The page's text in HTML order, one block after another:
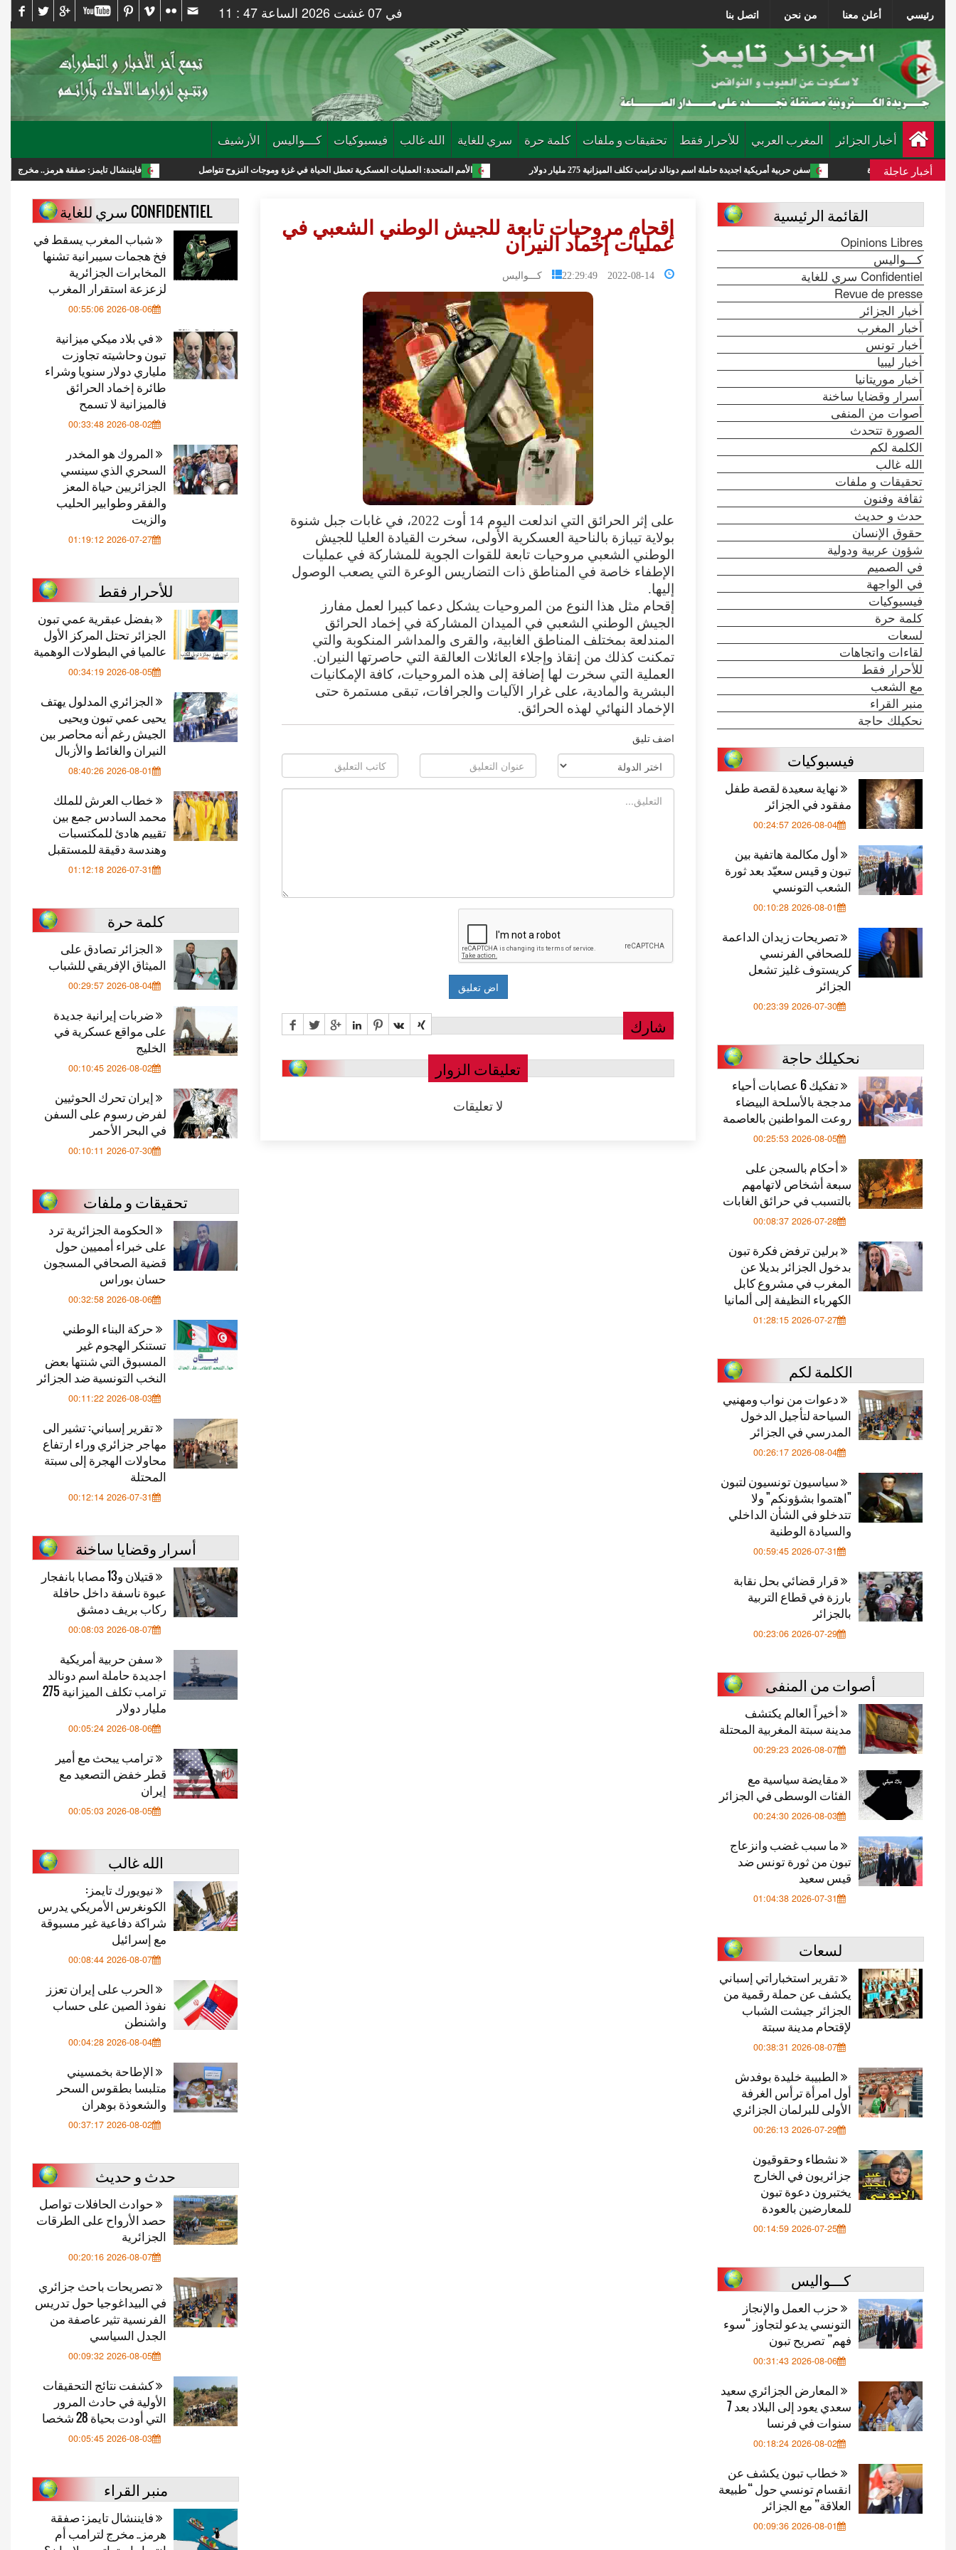
رئيسي أعلن معنا من نحن اتصل بنا في 07 غشت 2026 الساعة 47 : 11
أخبار الجزائر المغرب العربي للأحرار فقط تحقيقات و ملفات كلمة حرة سري للغاية الله غالب فيسبوكيات كـــواليس الأرشيف
أخبار عاجلة فايننشال تايمز: صفقة هرمز.. مخرج لترامب أم انتصار الأمم المتحدة: العمليات العسكرية تعطل الحياة في غزة وموجات النزوح تتواصل سفن حربية أمريكية اجديدة حاملة اسم دونالد ترامب تكلف الميزانية 275 مليار دولار جديدة
CONFIDENTIEL سري للغاية
شباب المغرب يسقط في
فخ هجمات سيبرانية تشنها
المخابرات الجزائرية
لزعزعة استقرار المغرب
2026-08-06 00:55:06
في بلاد ميكي ميزانية
تبون وحاشيته تجاوزت
ملياري دولار سنويا وشراء
طائرة إخماد الحرائق
فالميزانية لا تسمح
2026-08-02 00:33:48
المروك هو المخدر
السحري الذي سينسي
الجزائريين حياة المعز
والفقر وطوابير الحليب
والزيت
2026-07-27 01:19:12
للأحرار فقط
بفضل عبقرية عمي تبون
الجزائر تحتل المركز الأول
عالميا في البطولات الوهمية
2026-08-05 00:34:19
الجزائري المدلول يهتف
يحيى عمي تبون ويحيى
الجيش رغم أنه محاصر بين
النيران والغائط والأزبال
2026-08-01 08:40:26
خطاب العرش للملك
محمد السادس جمع بين
تقييم هادئ للمكتسبات
وهندسة دقيقة للمستقبل
2026-07-31 01:12:18
كلمة حرة
الجزائر تصادق على
الميثاق الإفريقي للشباب
2026-08-04 00:29:57
ضربات إيرانية جديدة
على مواقع عسكرية في
الخليج
2026-08-02 00:10:45
إيران تحرك الحوثيين
لفرض رسوم على السفن
في البحر الأحمر
2026-07-30 00:10:11
تحقيقات و ملفات
الحكومة الجزائرية ترد
على خبراء أمميين حول
قضية الصحافي المسجون
حسان بوراس
2026-08-06 00:32:58
حركة البناء الوطني
تستنكر الهجوم غير
المسبوق التي شنتها بعض
النخب التونسية ضد الجزائر
2026-08-03 00:11:22
تقرير إسباني: تشير الى
مهاجر جزائري وراء ارتفاع
محاولات الهجرة إلى سبتة
المحتلة
2026-07-31 00:12:14
أسرار وقضايا ساخنة
قتيلان و13 مصابا بانفجار
عبوة ناسفة داخل حافلة
ركاب بريف دمشق
2026-08-07 00:08:03
سفن حربية أمريكية
اجديدة حاملة اسم دونالد
ترامب تكلف الميزانية 275
مليار دولار
2026-08-06 00:05:24
ترامب يبحث مع أمير
قطر خفض التصعيد مع
إيران
2026-08-05 00:05:03
الله غالب
نيويورك تايمز:
الكونغرس الأمريكي يدرس
شراكة دفاعية غير مسبوقة
مع إسرائيل
2026-08-07 00:08:44
الحرب على إيران تعزز
نفوذ الصين على حساب
واشنطن
2026-08-04 00:04:28
الإطاحة بخمسيني
متلبسا بطقوس السحر
والشعوذة بوهران
2026-08-02 00:37:17
حدث و حديث
حوادث الحافلات تواصل
حصد الأرواح على الطرقات
الجزائرية
2026-08-07 00:20:16
تصريحات باحث جزائري
في البيداغوجيا حول تدريس
الفرنسية تثير عاصفة من
الجدل السياسي
2026-08-05 00:09:32
كشفت نتائج التحقيقات
الأولية في حادث المرور
التي أودت بحياة 28 شخصا
2026-08-03 00:05:45
منبر القراء
فايننشال تايمز: صفقة
هرمز.. مخرج لترامب أم
إقحام مروحيات تابعة للجيش الوطني الشعبي في
عمليات إخماد النيران
2022-08-14 22:29:49 كـــواليس
على إثر الحرائق التي اندلعت اليوم 14 أوت 2022، في غابات جبل شنوة
بولاية تيبازة بالناحية العسكرية الأولى، سخرت القيادة العليا للجيش
الوطني الشعبي مروحيات تابعة للقوات الجوية للمشاركة في عمليات
الإطفاء خاصة في المناطق ذات التضاريس الوعرة التي يصعب الوصول
إليها.
إقحام مثل هذا النوع من المروحيات يشكل دعما كبيرا لعمل مفارز
الجيش الوطني الشعبي في الميدان المشاركة في إخماد الحرائق
المندلعة بمختلف المناطق الغابية، والقرى والمداشر المنكوبة والتي
تمكنت كذلك من إنقاذ وإجلاء العائلات العالقة التي حاصرتها النيران.
العملية التي سخرت لها إضافة إلى هذه المروحيات، كافة الإمكانيات
البشرية والمادية، على غرار الآليات والجرافات، تبقى مستمرة حتى
الإخماد النهائي لهذه الحرائق.
اضف تليق
شارك
تعليقات الزوار
لا تعليقات
القائمة الرئيسية
Opinions Libres
كـــواليس
Confidentiel سري للغاية
Revue de presse
أخبار الجزائر
أخبار المغرب
أخبار تونس
أخبار ليبيا
أخبار موريتانيا
أسرار وقضايا ساخنة
أصوات من المنفى
الصورة تتحدث
الكلمة لكم
الله غالب
تحقيقات و ملفات
ثقافة وفنون
حدث و حديث
حقوق الإنسان
شؤون عربية ودولية
في الصميم
في الواجهة
فيسبوكيات
كلمة حرة
لسعات
لقاءات واتجاهات
للأحرار فقط
مع الشعب
منبر القراء
نحكيلك حاجة
فيسبوكيات
نهاية سعيدة لقصة طفل
مفقود في الجزائر
2026-08-04 00:24:57
أول مكالمة هاتفية بين
تبون و قيس سعيّد بعد ثورة
الشعب التونسي
2026-08-01 00:10:28
تصريحات زيدان الداعمة
للصحافي الفرنسي
كريستوف غليز تشعل
الجزائر
2026-07-30 00:23:39
نحكيلك حاجة
تفكيك 6 عصابات أحياء
مدججة بالأسلحة البيضاء
روعت المواطنين بالعاصمة
2026-08-05 00:25:53
أحكام بالسجن على
سبعة أشخاص لاتهامهم
بالتسبب في حرائق الغابات
2026-07-28 00:08:37
برلين ترفض فكرة تبون
بدخول الجزائر بديلا عن
المغرب في مشروع كابل
الكهرباء النظيفة إلى ألمانيا
2026-07-27 01:28:15
الكلمة لكم
دعوات من نواب ومهنيي
السياحة لتأجيل الدخول
المدرسي في الجزائر
2026-08-04 00:26:17
سياسيون تونسيون لتبون
"اهتموا بشؤونكم" ولا
تتدخلو في الشأن الداخلي
والسيادة الوطنية
2026-07-31 00:59:45
قرار قضائي بحل نقابة
بارزة في قطاع التربية
بالجزائر
2026-07-29 00:23:06
أصوات من المنفى
أخيراً العالم يكتشف
مدينة سبتة المغربية المحتلة
2026-08-07 00:29:23
مقايضة سياسية مع
الفئات الوسطى في الجزائر
2026-08-03 00:24:30
ما سبب غضب وانزعاج
تبون من ثورة تونس ضد
قيس سعيد
2026-07-31 01:04:38
لسعات
تقرير استخباراتي إسباني
يكشف عن حملة رقمية من
الجزائر جيشت الشباب
لإقتحام مدينة سبتة
2026-08-07 00:38:31
الطبيبة خليدة بوفدش
أول امرأة ترأس الغرفة
الأولى للبرلمان الجزائري
2026-07-29 00:26:13
نشطاء وحقوقيون
جزائريون في الخارج
يختبرون دعوة تبون
للمعارضين بالعودة
2026-07-25 00:14:59
كـــواليس
حزب العمل والإنجاز
التونسي يدعو لتجاوز “سوء
فهم” تصريح تبون
2026-08-06 00:31:43
المعارض الجزائري سعيد
سعدي يعود إلى البلاد بعد 7
سنوات في فرنسا
2026-08-02 00:18:24
خطاب تبون يكشف عن
انقسام تونسي حول “طبيعة
العلاقة” مع الجزائر
2026-08-01 00:09:36